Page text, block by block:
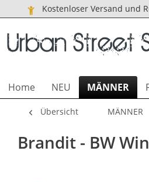
Kostenloser Versand und
Home NEU MÄNNER
Übersicht MÄNNER
Brandit - BW